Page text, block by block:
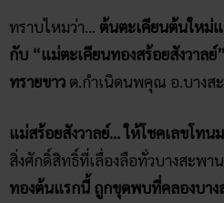
ทราบไหมว่า… ต้นตะเคียนต้นใหม่แ
กับ “แม่ตะเคียนทองสร้อยสังวาลย์
ทรายขาว ต.กำเนิดนพคุณ อ.บางส
แม่สร้อยสังวาลย์… ให้โชคเลขโทน
สิ่งศักดิ์สิทธิ์ที่เลื่องลือทั่วบางสะพา
ทองต้นแรกนี้ ถูกขุดพบที่คลองบา